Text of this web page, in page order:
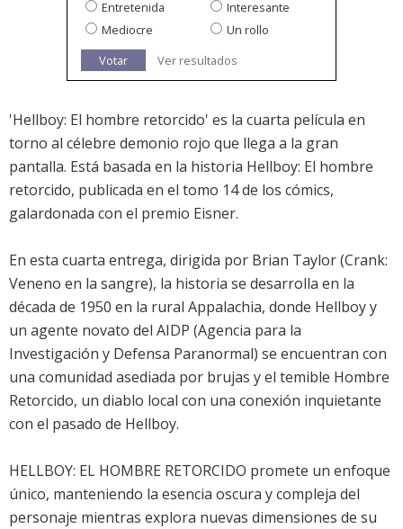
Entretenida
Interesante
Mediocre
Un rollo
Votar
Ver resultados
'Hellboy: El hombre retorcido' es la cuarta película en
torno al célebre demonio rojo que llega a la gran
pantalla. Está basada en la historia Hellboy: El hombre
retorcido, publicada en el tomo 14 de los cómics,
galardonada con el premio Eisner.
En esta cuarta entrega, dirigida por Brian Taylor (Crank:
Veneno en la sangre), la historia se desarrolla en la
década de 1950 en la rural Appalachia, donde Hellboy y
un agente novato del AIDP (Agencia para la
Investigación y Defensa Paranormal) se encuentran con
una comunidad asediada por brujas y el temible Hombre
Retorcido, un diablo local con una conexión inquietante
con el pasado de Hellboy.
HELLBOY: EL HOMBRE RETORCIDO promete un enfoque
único, manteniendo la esencia oscura y compleja del
personaje mientras explora nuevas dimensiones de su